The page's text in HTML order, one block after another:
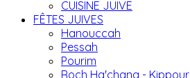
CUISINE JUIVE
FÊTES JUIVES
Hanouccah
Pessah
Pourim
Roch Ha'chana - Kippour